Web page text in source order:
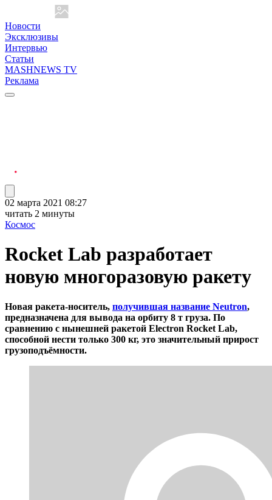
Новости
Эксклюзивы
Интервью
Статьи
MASHNEWS TV
Реклама
02 марта 2021 08:27
читать 2 минуты
Космос
Rocket Lab разработает
новую многоразовую ракету
Новая ракета-носитель, получившая название Neutron,
предназначена для вывода на орбиту 8 т груза. По
сравнению с нынешней ракетой Electron Rocket Lab,
способной нести только 300 кг, это значительный прирост
грузоподъёмности.